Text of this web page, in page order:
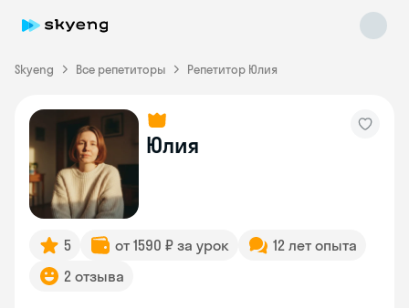
Skyeng Все репетиторы Репетитор Юлия
Юлия
5 от 1590 ₽ за урок
12 лет опыта
2 отзыва
Skyeng Chat
online